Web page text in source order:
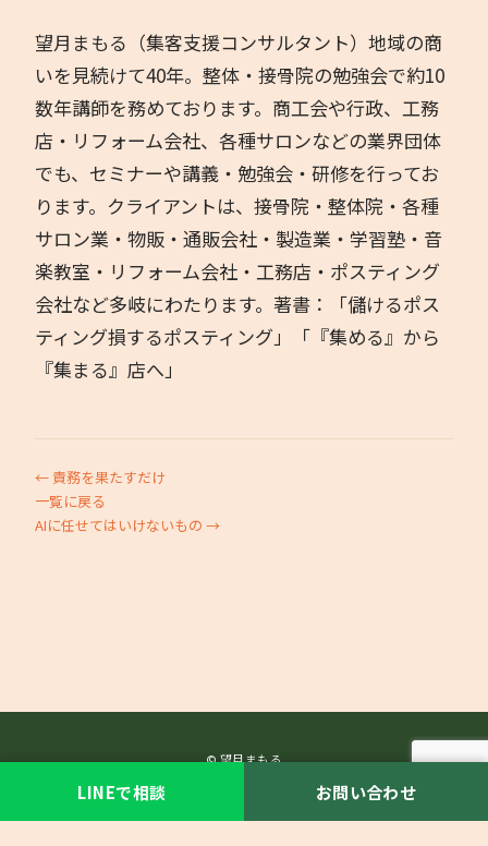
望月まもる（集客支援コンサルタント）地域の商
いを見続けて40年。整体・接骨院の勉強会で約10
数年講師を務めております。商工会や行政、工務
店・リフォーム会社、各種サロンなどの業界団体
でも、セミナーや講義・勉強会・研修を行ってお
ります。クライアントは、接骨院・整体院・各種
サロン業・物販・通販会社・製造業・学習塾・音
楽教室・リフォーム会社・工務店・ポスティング
会社など多岐にわたります。著書：「儲けるポス
ティング損するポスティング」「『集める』から
『集まる』店へ」
← 責務を果たすだけ
一覧に戻る
AIに任せてはいけないもの →
© 望月まもる
LINEで相談 お問い合わせ